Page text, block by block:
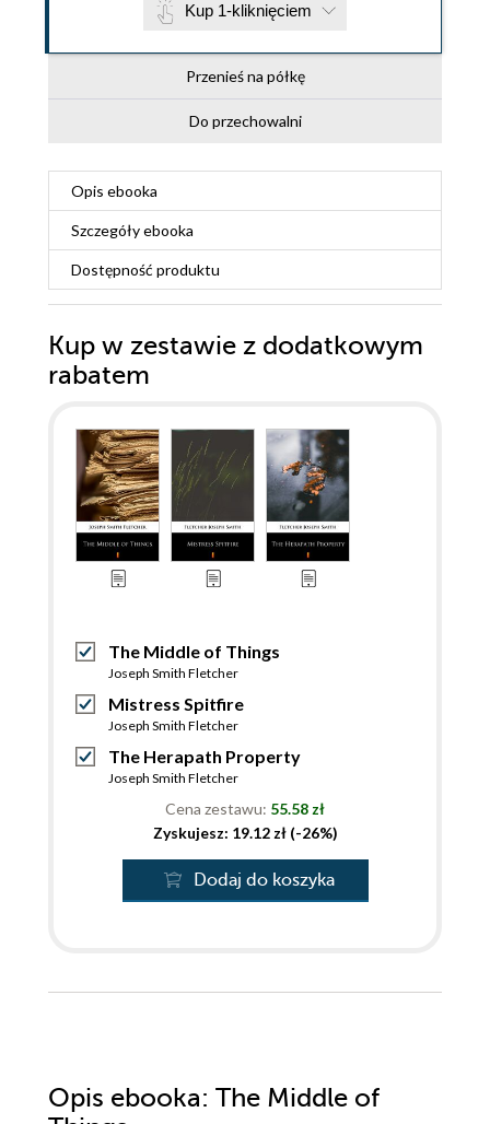
Kup 1-kliknięciem
Przenieś na półkę
Do przechowalni
Opis ebooka
Szczegółyebooka
Dostępność produktu
Kup w zestawie z dodatkowym
rabatem
The Middle of Things
Joseph Smith Fletcher
Mistress Spitfire
Joseph Smith Fletcher
The Herapath Property
Joseph Smith Fletcher
Cena zestawu: 55.58 zł
Zyskujesz: 19.12 zł (-26%)
Dodaj do koszyka
Opis ebooka: The Middle of